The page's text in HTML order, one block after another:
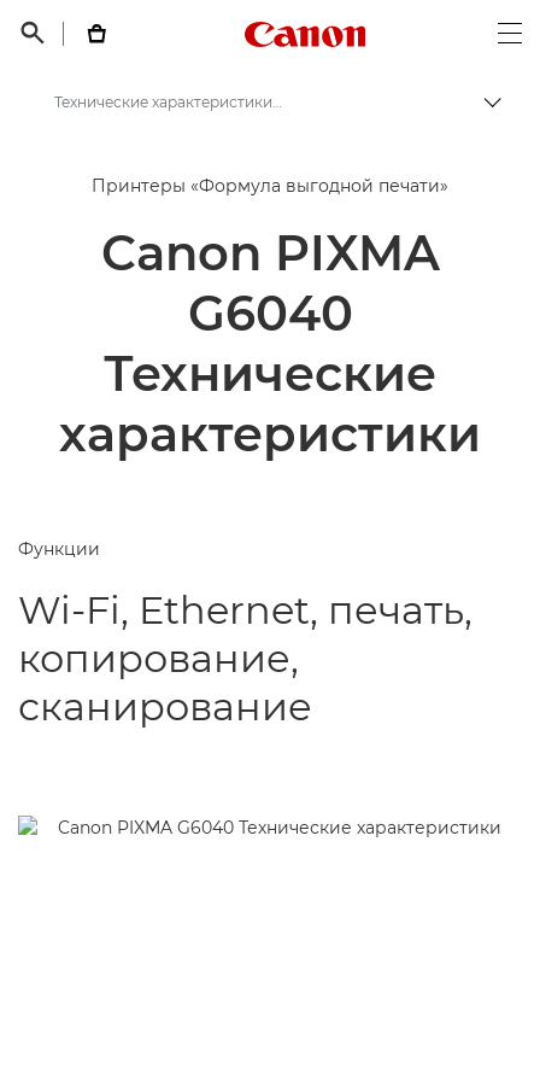
 
Canon Logo, back
Принтеры Canon
Canon PIXMA G6040 - Принтеры
Принтеры «Формула выгодной печати»
Canon PIXMA
G6040
Технические
характеристики
Функции
Wi-Fi, Ethernet, печать,
копирование,
сканирование